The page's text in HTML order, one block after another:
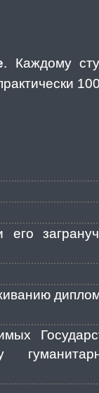
. Каждому